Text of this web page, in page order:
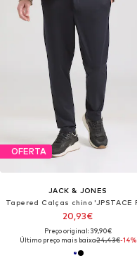
OFERTA
JACK & JONES
20,93€
Preço original: 39,90€
Último preço mais baixo:24,43€-14%